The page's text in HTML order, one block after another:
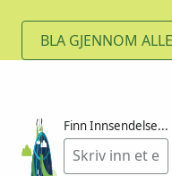
BLA GJENNOM ALLE
Finn Innsendelser etter nøkkelord